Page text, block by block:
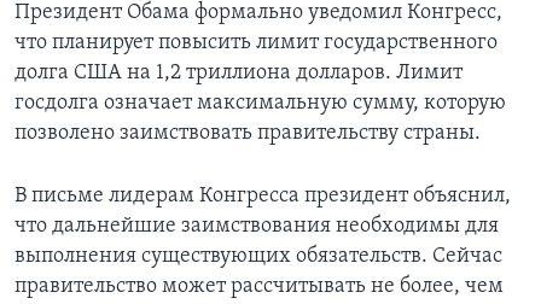
Президент Обама формально уведомил Конгресс,
что планирует повысить лимит государственного
долга США на 1,2 триллиона долларов. Лимит
госдолга означает максимальную сумму, которую
позволено заимствовать правительству страны.
В письме лидерам Конгресса президент объяснил,
что дальнейшие заимствования необходимы для
выполнения существующих обязательств. Сейчас
правительство может рассчитывать не более, чем